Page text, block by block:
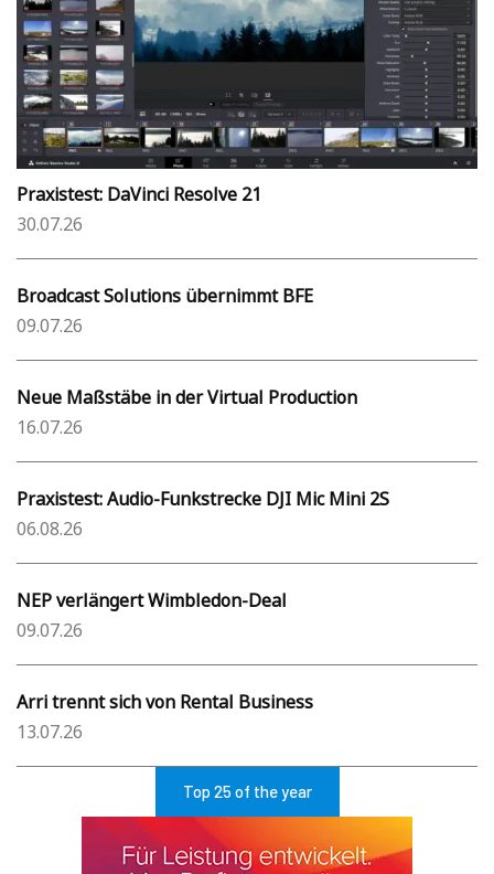
Praxistest: DaVinci Resolve 21
30.07.26
Broadcast Solutions übernimmt BFE
09.07.26
Neue Maßstäbe in der Virtual Production
16.07.26
Praxistest: Audio-Funkstrecke DJI Mic Mini 2S
06.08.26
NEP verlängert Wimbledon-Deal
09.07.26
Arri trennt sich von Rental Business
13.07.26
Top 25 of the year